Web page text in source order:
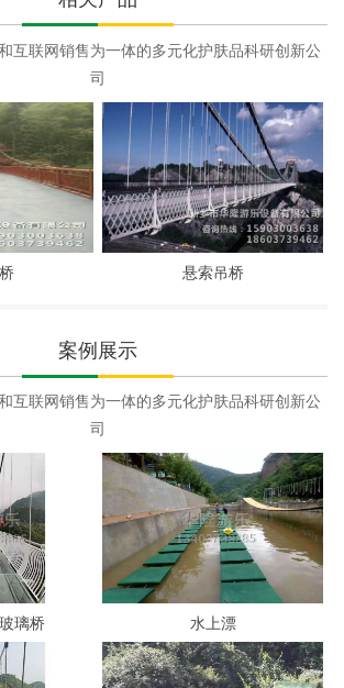
互联网销售为一体的多元化护肤品科研创新公
司
悬索吊桥
案例展示
互联网销售为一体的多元化护肤品科研创新公
司
璃桥 水上漂